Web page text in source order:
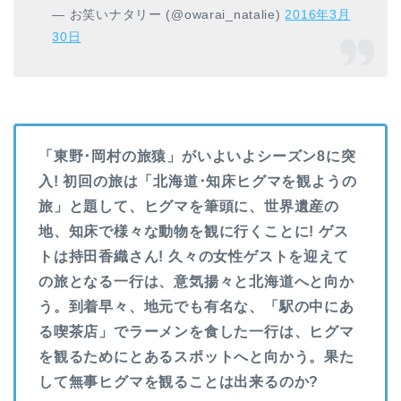
— お笑いナタリー (@owarai_natalie) 2016年3月
30日
「東野･岡村の旅猿」がいよいよシーズン8に突
入! 初回の旅は「北海道･知床ヒグマを観ようの
旅」と題して、ヒグマを筆頭に、世界遺産の
地、知床で様々な動物を観に行くことに! ゲス
トは持田香織さん! 久々の女性ゲストを迎えて
の旅となる一行は、意気揚々と北海道へと向か
う。到着早々、地元でも有名な、「駅の中にあ
る喫茶店」でラーメンを食した一行は、ヒグマ
を観るためにとあるスポットへと向かう。果た
して無事ヒグマを観ることは出来るのか?